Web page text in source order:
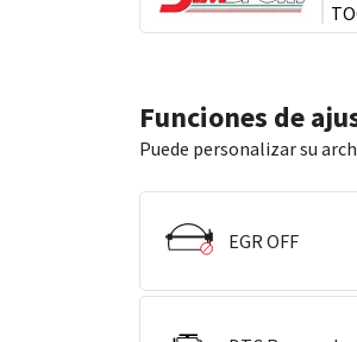
Funciones de
Puede personalizar su
EGR OFF